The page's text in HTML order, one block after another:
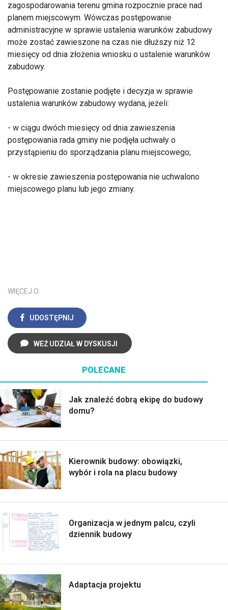
zagospodarowania terenu gmina rozpocznie prace nad
planem miejscowym. Wówczas postępowanie
administracyjne w sprawie ustalenia warunków zabudowy
może zostać zawieszone na czas nie dłuższy niż 12
miesięcy od dnia złożenia wniosku o ustalenie warunków
zabudowy.
Postępowanie zostanie podjęte i decyzja w sprawie
ustalenia warunków zabudowy wydana, jeżeli:
- w ciągu dwóch miesięcy od dnia zawieszenia
postępowania rada gminy nie podjęła uchwały o
przystąpieniu do sporządzania planu miejscowego;
- w okresie zawieszenia postępowania nie uchwalono
miejscowego planu lub jego zmiany.
WIĘCEJ O:
UDOSTĘPNIJ
WEŹ UDZIAŁ W DYSKUSJI
POLECANE
Jak znaleźć dobrą ekipę do budowy
domu?
Kierownik budowy: obowiązki,
wybór i rola na placu budowy
Organizacja w jednym palcu, czyli
dziennik budowy
Adaptacja projektu